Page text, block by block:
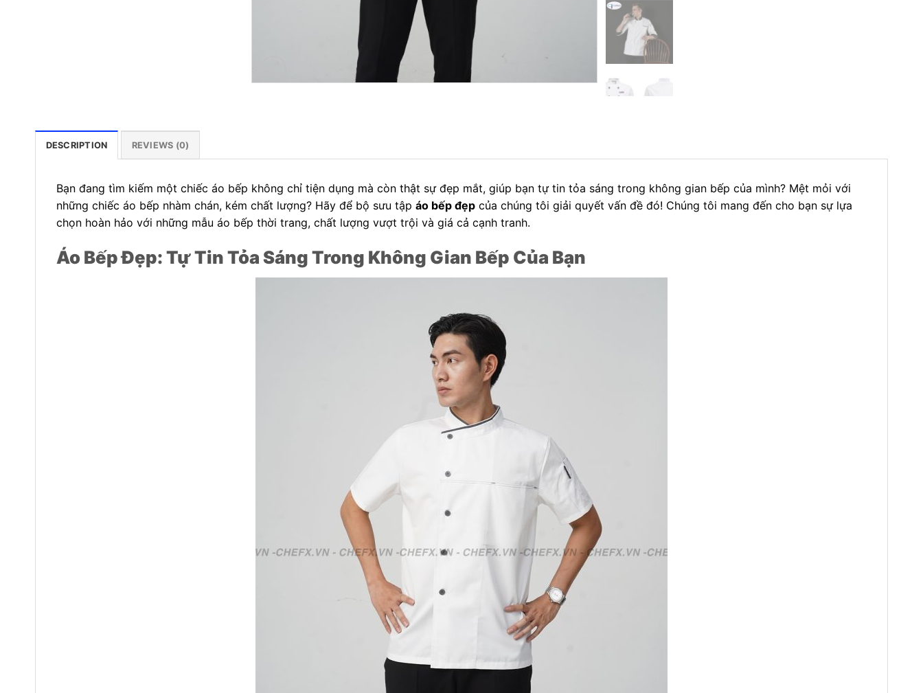
DESCRIPTION REVIEWS (0)
Bạn đang tìm kiếm một chiếc áo bếp không chỉ tiện dụng mà còn thật sự đẹp mắt, giúp bạn tự tin tỏa sáng trong không gian bếp của mình? Mệt mỏi với
những chiếc áo bếp nhàm chán, kém chất lượng? Hãy để bộ sưu tập áo bếp đẹpcủa chúng tôi giải quyết vấn đề đó! Chúng tôi mang đến cho bạn sự lựa
chọn hoàn hảo với những mẫu áo bếp thời trang, chất lượng vượt trội và giá cả cạnh tranh.
Áo Bếp Đẹp: Tự Tin Tỏa Sáng Trong Không Gian Bếp Của Bạn